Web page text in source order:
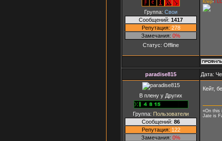
Группа: Свои
Сообщений: 1417
Репутация: 278
Замечания: 0%
Статус: Offline
Клер- I
paradise815 Дата:
В плену у Других
Группа: Пользователи
Сообщений: 86
Репутация: 122
Замечания: 0%
Кейт,
«On this
Jate is